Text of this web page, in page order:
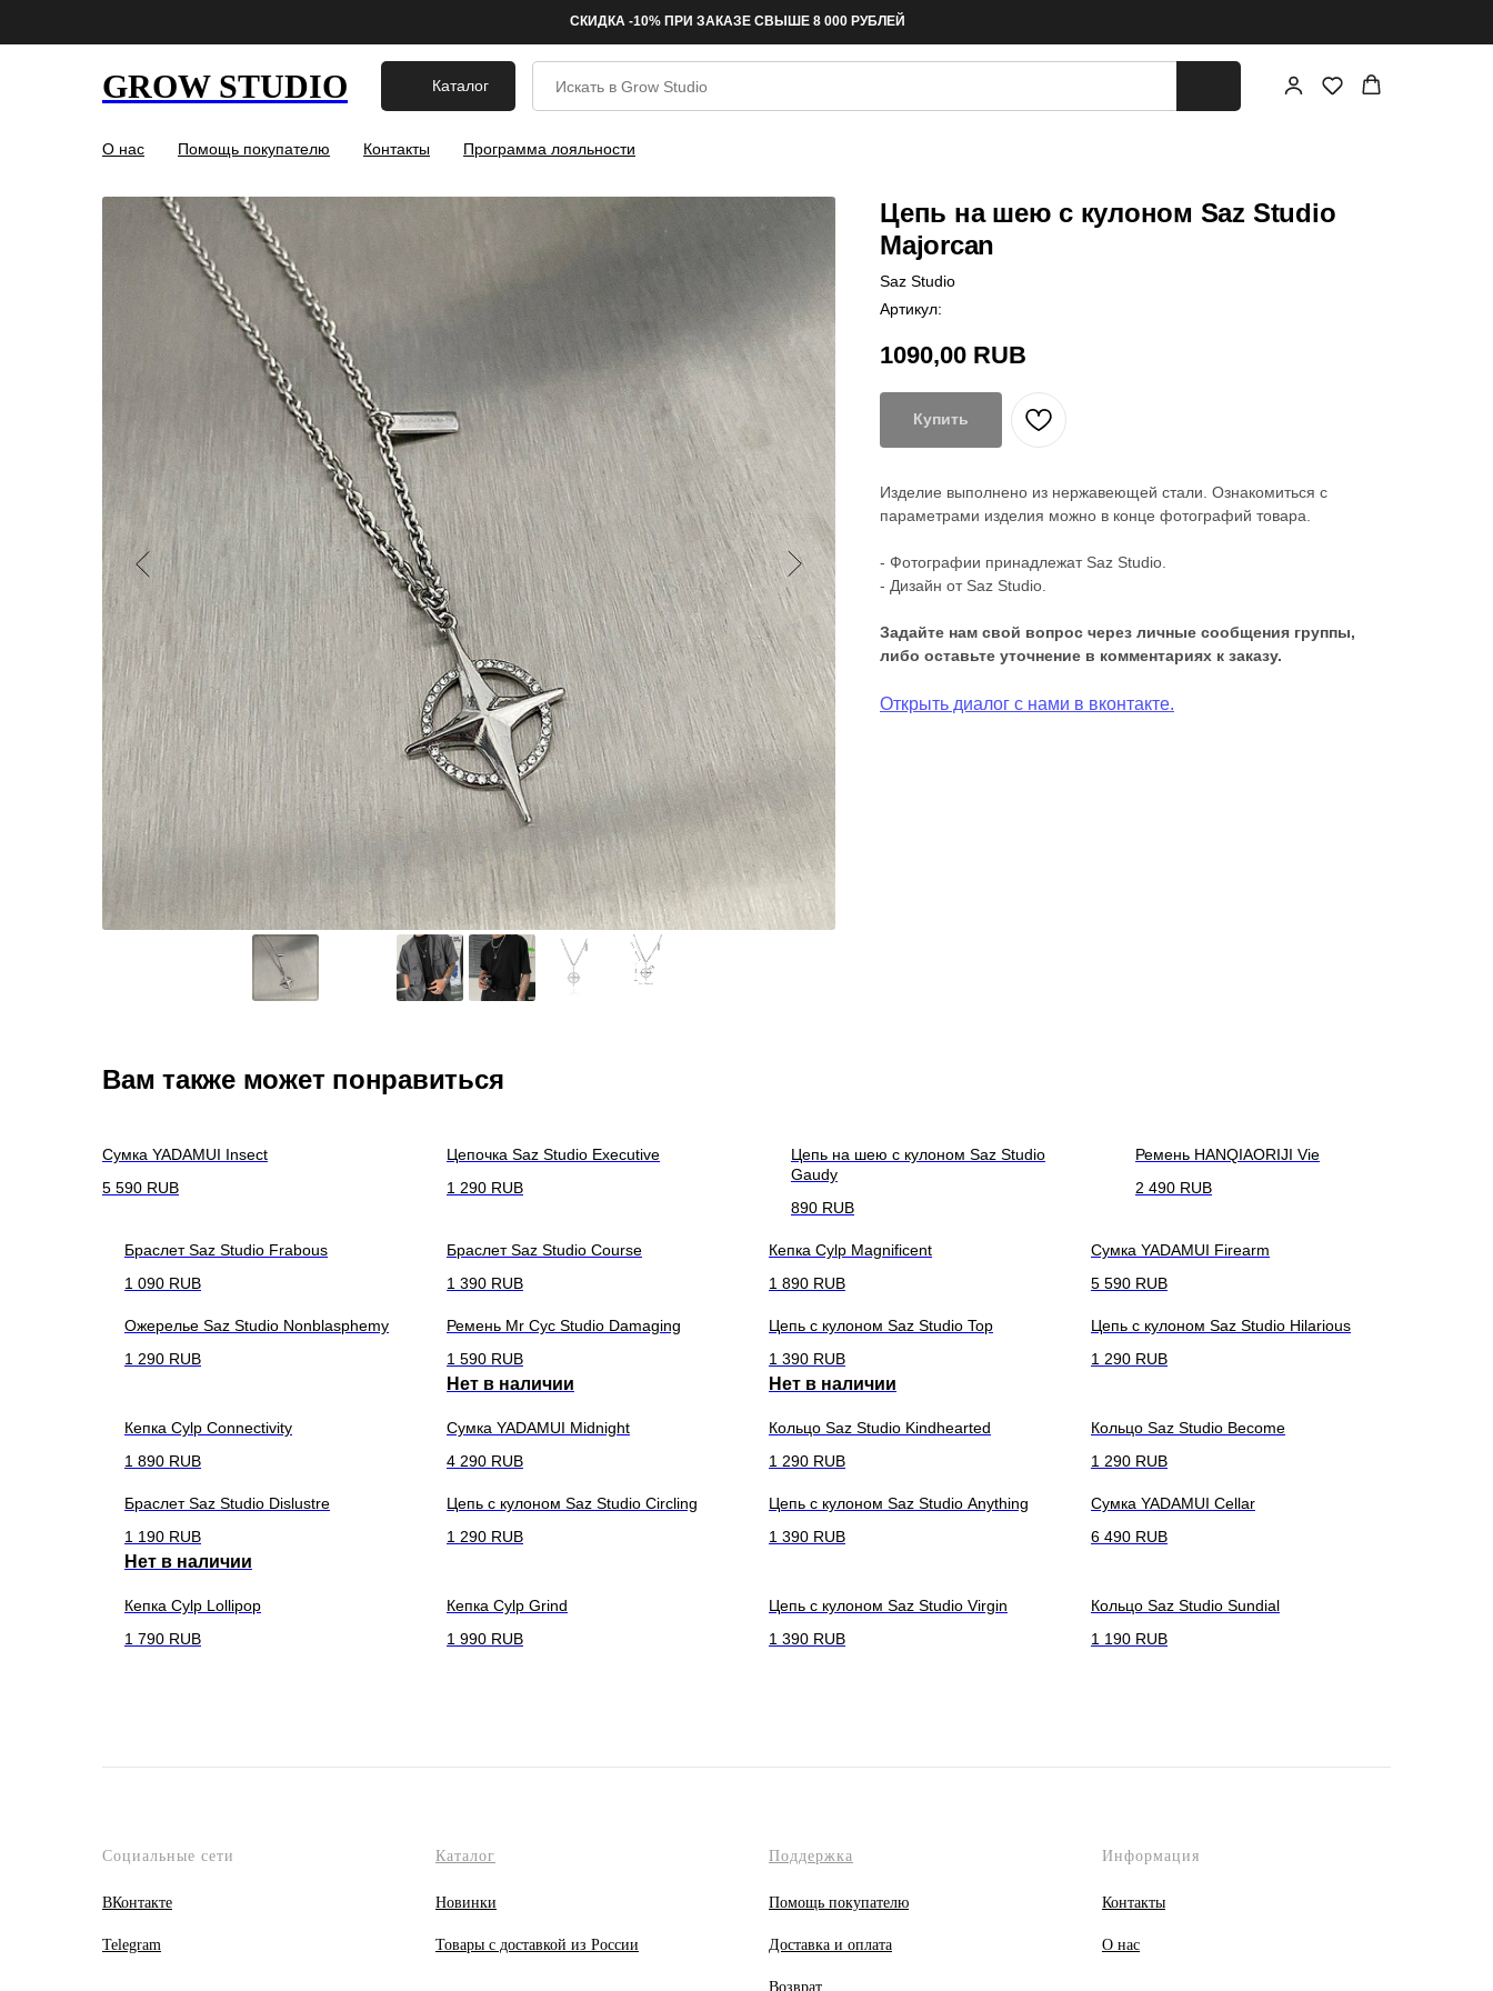
СКИДКА -10% ПРИ ЗАКАЗЕ СВЫШЕ 8 000 РУБЛЕЙ
GROW STUDIO Каталог
О нас Помощь покупателю Контакты Программа лояльности
Цепь на шею с кулоном Saz Studio
Majorcan
Saz Studio
Артикул:
1090,00 RUB
Купить
Изделие выполнено из нержавеющей стали. Ознакомиться с
параметрами изделия можно в конце фотографий товара.
- Фотографии принадлежат Saz Studio.
- Дизайн от Saz Studio.
Задайте нам свой вопрос через личные сообщения группы,
либо оставьте уточнение в комментариях к заказу.
Открыть диалог с нами в вконтакте.
Вам также может понравиться
Сумка YADAMUI Insect
5 590 RUB
Цепочка Saz Studio Executive
1 290 RUB
Цепь на шею с кулоном Saz Studio
Gaudy
890 RUB
Ремень HANQIAORIJI Vie
2 490 RUB
Браслет Saz Studio Frabous
1 090 RUB
Браслет Saz Studio Course
1 390 RUB
Кепка Cylp Magnificent
1 890 RUB
Сумка YADAMUI Firearm
5 590 RUB
Ожерелье Saz Studio Nonblasphemy
1 290 RUB
Ремень Mr Cyc Studio Damaging
1 590 RUB
Нет в наличии
Цепь с кулоном Saz Studio Top
1 390 RUB
Нет в наличии
Цепь с кулоном Saz Studio Hilarious
1 290 RUB
Кепка Cylp Connectivity
1 890 RUB
Сумка YADAMUI Midnight
4 290 RUB
Кольцо Saz Studio Kindhearted
1 290 RUB
Кольцо Saz Studio Become
1 290 RUB
Браслет Saz Studio Dislustre
1 190 RUB
Нет в наличии
Цепь с кулоном Saz Studio Circling
1 290 RUB
Цепь с кулоном Saz Studio Anything
1 390 RUB
Сумка YADAMUI Cellar
6 490 RUB
Кепка Cylp Lollipop
1 790 RUB
Кепка Cylp Grind
1 990 RUB
Цепь с кулоном Saz Studio Virgin
1 390 RUB
Кольцо Saz Studio Sundial
1 190 RUB
Социальные сети
ВКонтакте
Telegram
Каталог
Новинки
Товары с доставкой из России
Поддержка
Помощь покупателю
Доставка и оплата
Возврат
Информация
Контакты
О нас